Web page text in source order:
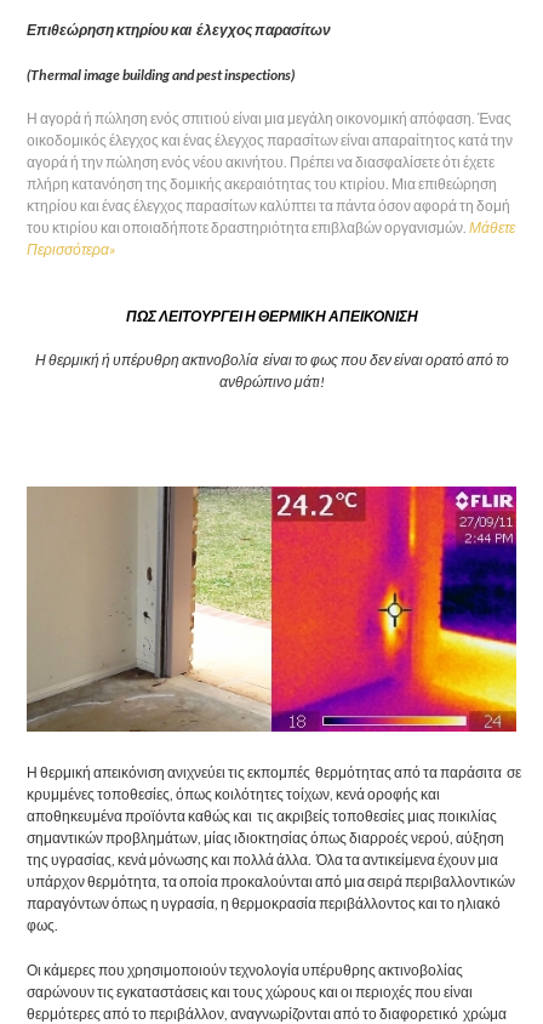
Επιθεώρηση κτηρίου και έλεγχος παρασίτων
(Thermal image building and pest inspections)
Η αγορά ή πώληση ενός σπιτιού είναι μια μεγάλη οικονομική απόφαση. Ένας
οικοδομικός έλεγχος και ένας έλεγχος παρασίτων είναι απαραίτητος κατά την
αγορά ή την πώληση ενός νέου ακινήτου. Πρέπει να διασφαλίσετε ότι έχετε
πλήρη κατανόηση της δομικής ακεραιότητας του κτιρίου. Μια επιθεώρηση
κτηρίου και ένας έλεγχος παρασίτων καλύπτει τα πάντα όσον αφορά τη δομή
του κτιρίου και οποιαδήποτε δραστηριότητα επιβλαβών οργανισμών.Μάθετε
Περισσότερα»
ΠΩΣ ΛΕΙΤΟΥΡΓΕΙ Η ΘΕΡΜΙΚΗ ΑΠΕΙΚΟΝΙΣΗ
Η θερμική ή υπέρυθρη ακτινοβολία είναι το φως που δεν είναι ορατό από το
ανθρώπινο μάτι!
Η θερμική απεικόνιση ανιχνεύει τις εκπομπές θερμότητας από τα παράσιτα σε
κρυμμένες τοποθεσίες, όπως κοιλότητες τοίχων, κενά οροφής και
αποθηκευμένα προϊόντα καθώς και τις ακριβείς τοποθεσίες μιας ποικιλίας
σημαντικών προβλημάτων, μίας ιδιοκτησίας όπως διαρροές νερού, αύξηση
της υγρασίας, κενά μόνωσης και πολλά άλλα. Όλα τα αντικείμενα έχουν μια
υπάρχον θερμότητα, τα οποία προκαλούνται από μια σειρά περιβαλλοντικών
παραγόντων όπως η υγρασία, η θερμοκρασία περιβάλλοντος και το ηλιακό
φως.
Οι κάμερες που χρησιμοποιούν τεχνολογία υπέρυθρης ακτινοβολίας
σαρώνουν τις εγκαταστάσεις και τους χώρους και οι περιοχές που είναι
θερμότερες από το περιβάλλον, αναγνωρίζονται από το διαφορετικό χρώμα